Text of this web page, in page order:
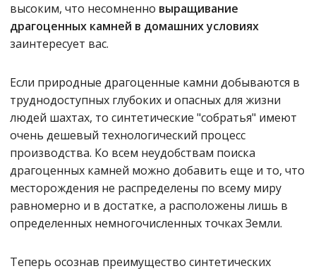
высоким, что несомненно выращивание
драгоценных камней в домашних условиях
заинтересует вас.
Если природные драгоценные камни добываются в
труднодоступных глубоких и опасных для жизни
людей шахтах, то синтетические "собратья" имеют
очень дешевый технологический процесс
производства. Ко всем неудобствам поиска
драгоценных камней можно добавить еще и то, что
месторождения не распределены по всему миру
равномерно и в достатке, а расположены лишь в
определенных немногочисленных точках Земли.
Теперь осознав преимущество синтетических